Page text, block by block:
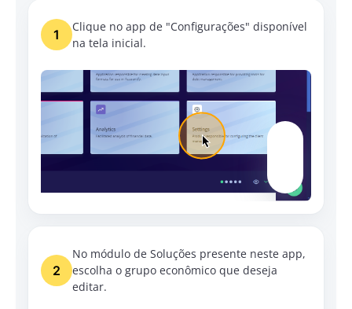
1
Clique no app de "Configurações" disponível
na tela inicial.
2
No módulo de Soluções presente neste app,
escolha o grupo econômico que deseja
editar.